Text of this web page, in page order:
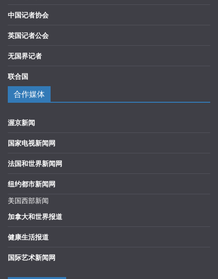
中国记者协会
英国记者公会
无国界记者
联合国
合作媒体
渥京新闻
国家电视新闻网
法国和世界新闻网
纽约都市新闻网
美国西部新闻
加拿大和世界报道
健康生活报道
国际艺术新闻网